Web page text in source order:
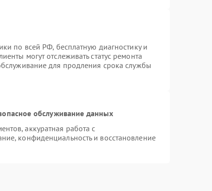
по всей РФ, бесплатную диагностику и
могут отслеживать статус ремонта
для продления срока службы
обслуживание данных
аккуратная работа с
конфиденциальность и восстановление